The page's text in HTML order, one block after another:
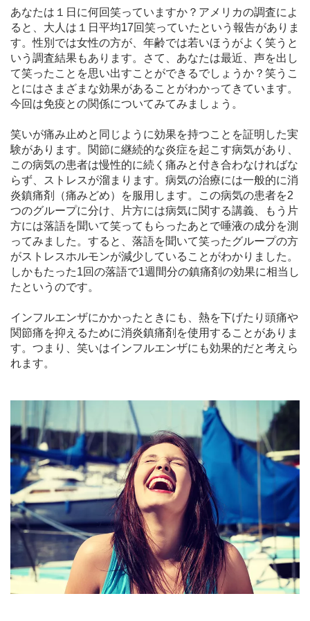
あなたは１日に何回笑っていますか？アメリカの調査によ
ると、大人は１日平均17回笑っていたという報告がありま
す。性別では女性の方が、年齢では若いほうがよく笑うと
いう調査結果もあります。さて、あなたは最近、声を出し
て笑ったことを思い出すことができるでしょうか？笑うこ
とにはさまざまな効果があることがわかってきています。
今回は免疫との関係についてみてみましょう。
笑いが痛み止めと同じように効果を持つことを証明した実
験があります。関節に継続的な炎症を起こす病気があり、
この病気の患者は慢性的に続く痛みと付き合わなければな
らず、ストレスが溜まります。病気の治療には一般的に消
炎鎮痛剤（痛みどめ）を服用します。この病気の患者を2
つのグループに分け、片方には病気に関する講義、もう片
方には落語を聞いて笑ってもらったあとで唾液の成分を測
ってみました。すると、落語を聞いて笑ったグループの方
がストレスホルモンが減少していることがわかりました。
しかもたった1回の落語で1週間分の鎮痛剤の効果に相当し
たというのです。
インフルエンザにかかったときにも、熱を下げたり頭痛や
関節痛を抑えるために消炎鎮痛剤を使用することがありま
す。つまり、笑いはインフルエンザにも効果的だと考えら
れます。